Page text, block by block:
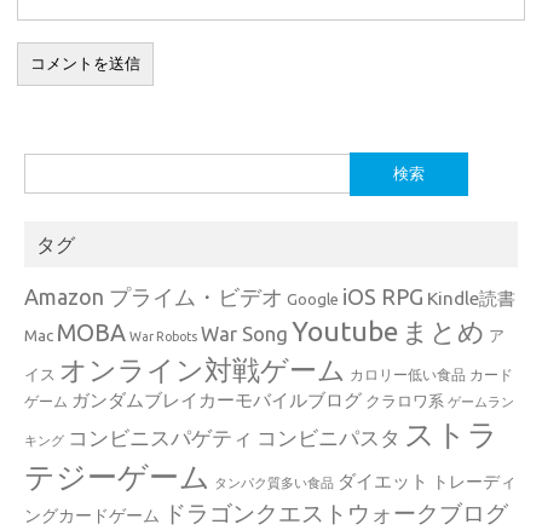
索:
タグ
Amazon プライム・ビデオ Google iOS RPG Kindle読書
Mac MOBA War Robots War Song Youtube まとめ ア
イス オンライン対戦ゲーム カロリー低い食品 カード
ゲーム ガンダムブレイカーモバイルブログ クラロワ系 ゲームラン
キング コンビニスパゲティ コンビニパスタ ストラ
テジーゲーム
タンパク質多い食品 ダイエット
トレーディ
ングカードゲーム
ドラゴンクエストウォークブログ